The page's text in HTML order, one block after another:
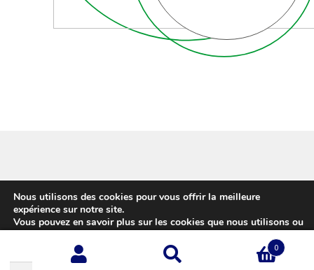
Conditions d’utilisation
Built with WooCommerce
0
Nous utilisons des cookies pour vous offrir la meilleure
expérience sur notre site.
Vous pouvez en savoir plus sur les cookies que nous utilisons ou
les désactiver sur cettepage.
Accepter